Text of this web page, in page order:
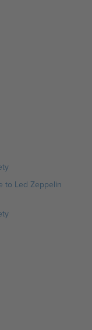
to Led Zeppelin